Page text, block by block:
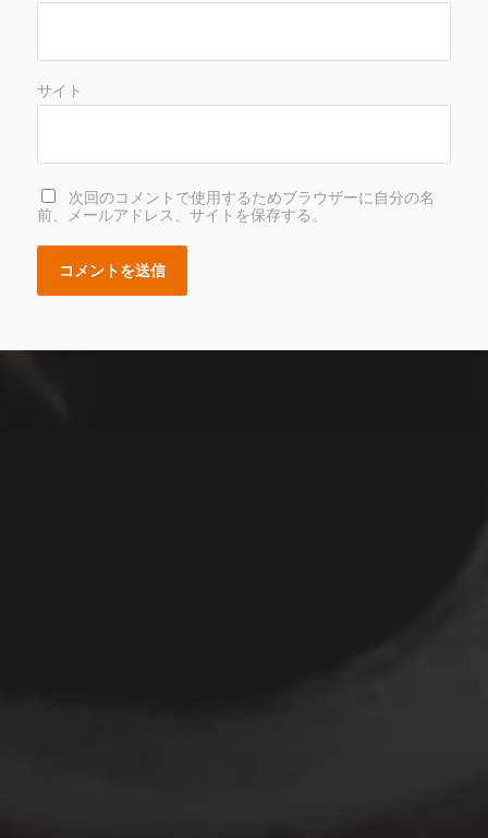
サイト
次回のコメントで使用するためブラウザーに自分の名
前、メールアドレス、サイトを保存する。